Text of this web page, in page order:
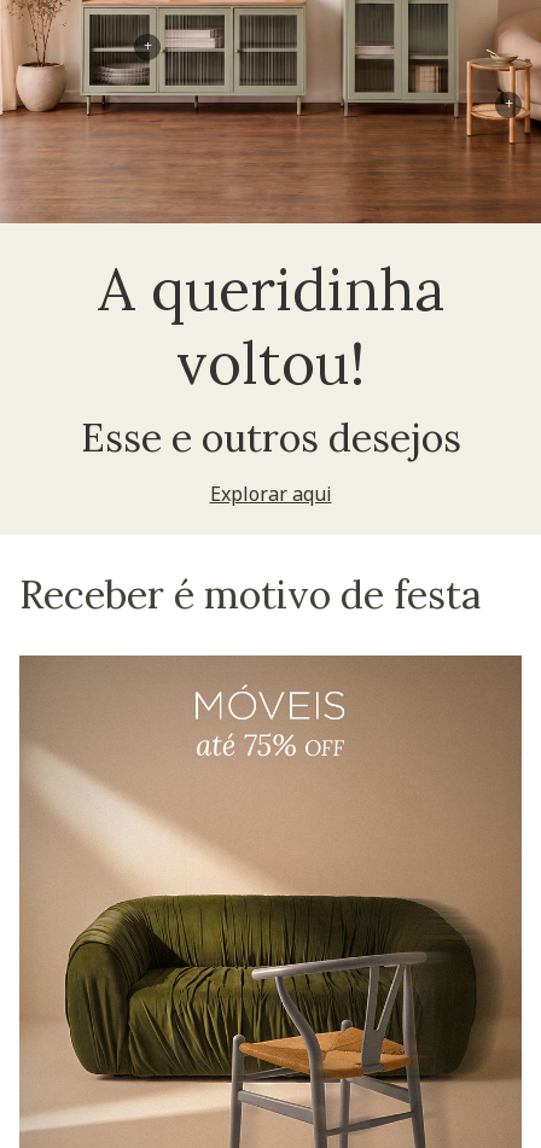
A queridinha
voltou!
Esse e outros desejos
Explorar aqui
+
+
Receber é motivo de festa